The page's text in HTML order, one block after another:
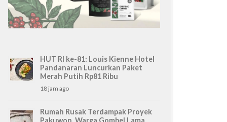
HUT RI ke-81: Louis Kienne Hotel
Pandanaran Luncurkan Paket
Merah Putih Rp81 Ribu
18 jam ago
Rumah Rusak Terdampak Proyek
Pakuwon, Warga Gombel Lama